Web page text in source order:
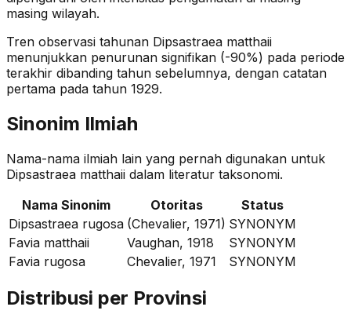
masing wilayah.
Tren observasi tahunan Dipsastraea matthaii
menunjukkan penurunan signifikan (-90%) pada periode
terakhir dibanding tahun sebelumnya, dengan catatan
pertama pada tahun 1929.
Sinonim Ilmiah
Nama-nama ilmiah lain yang pernah digunakan untuk
Dipsastraea matthaii dalam literatur taksonomi.
Nama Sinonim
Otoritas
Status
Dipsastraea rugosa (Chevalier, 1971) SYNONYM
Favia matthaii
Vaughan, 1918
SYNONYM
Favia rugosa
Chevalier, 1971 SYNONYM
Distribusi per Provinsi